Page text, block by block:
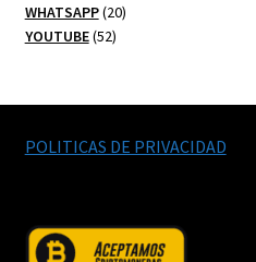
WHATSAPP 2020
YOUTUBE 5252
POLITICAS DE PRIVACIDAD